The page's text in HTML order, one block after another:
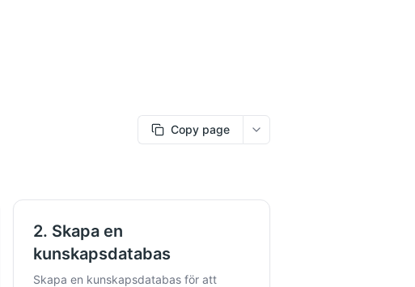
Copy page More options
2. Skapa en
kunskapsdatabas
Skapa en kunskapsdatabas för att